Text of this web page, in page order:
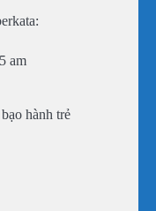
am
hành trẻ